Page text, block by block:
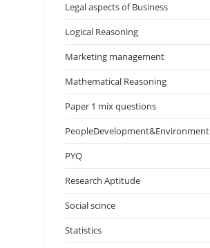
Legal aspects of Business
Logical Reasoning
Marketing management
Mathematical Reasoning
Paper 1 mix questions
PeopleDevelopment&Environment
PYQ
Research Aptitude
Social scince
Statistics